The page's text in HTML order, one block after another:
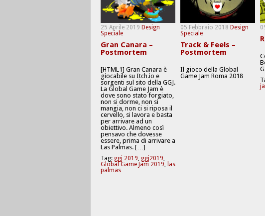
25 Aprile 2019 Design
Speciale
Gran Canara –
Postmortem
[HTML1] Gran Canara è
giocabile su Itch.io e
sorgenti sul sito della GGJ.
La Global Game Jam è
dove sono stato forgiato,
non si dorme, non si
mangia, non ci si riposa il
cervello, si lavora e basta
per arrivare ad un
obiettivo. Almeno così
pensavo che dovesse
essere, prima di arrivare a
Las Palmas. […]
Tag: ggj 2019, ggj2019,
Global Game Jam 2019, las
palmas
05 Febbraio 2018 Design
Speciale
Track & Feels –
Postmortem
Il gioco della Global
Game Jam Roma 2018